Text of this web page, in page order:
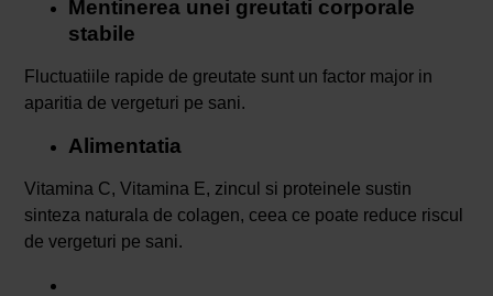
Mentinerea unei greutati corporale
stabile
Fluctuatiile rapide de greutate sunt un factor major in
aparitia de vergeturi pe sani.
Alimentatia
Vitamina C, Vitamina E, zincul si proteinele sustin
sinteza naturala de colagen, ceea ce poate reduce riscul
de vergeturi pe sani.